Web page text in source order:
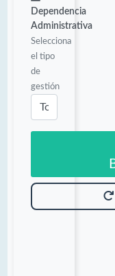
Dependencia
Administrativa
Selecciona
el tipo
de
gestión